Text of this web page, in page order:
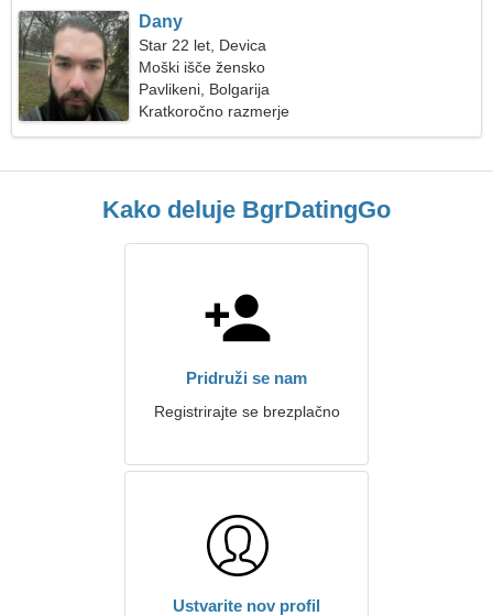
Dany
Star 22 let, Devica
Moški išče žensko
Pavlikeni, Bolgarija
Kratkoročno razmerje
Kako deluje BgrDatingGo
Pridruži se nam
Registrirajte se brezplačno
Ustvarite nov profil